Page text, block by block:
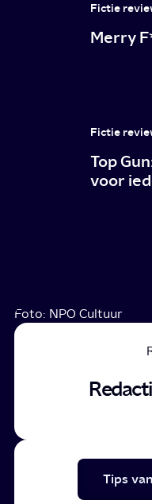
Fictie
Merry
Fictie
Top
voor
Foto: NPO Cultuur
Tips